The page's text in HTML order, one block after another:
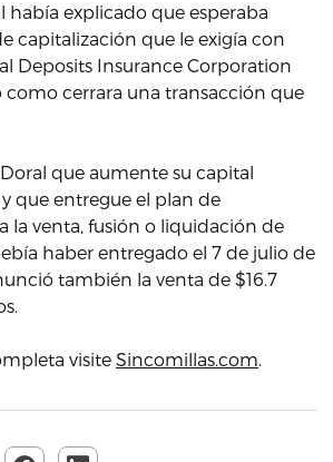
había explicado que esperaba
capitalización que le exigía con
Deposits Insurance Corporation
como cerrara una transacción que
Doral que aumente su capital
que entregue el plan de
la venta, fusión o liquidación de
haber entregado el 7 de julio de
también la venta de $16.7
visite Sincomillas.com.